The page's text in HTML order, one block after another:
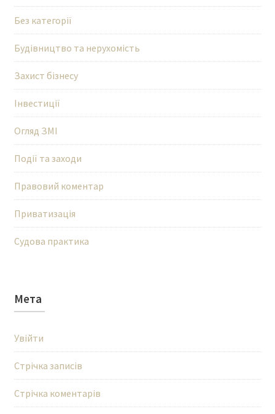
Без категорії
Будівництво та нерухомість
Захист бізнесу
Інвестиції
Огляд ЗМІ
Події та заходи
Правовий коментар
Приватизація
Судова практика
Мета
Увійти
Стрічка записів
Стрічка коментарів